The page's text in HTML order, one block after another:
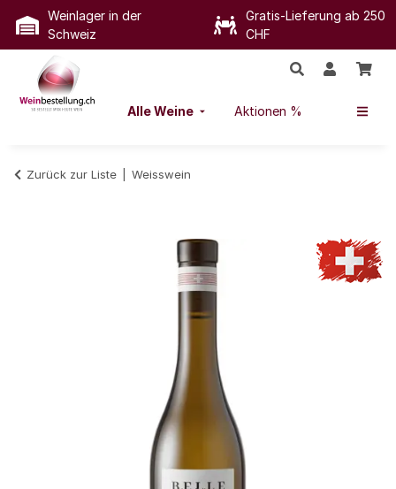
Weinlager in der
Schweiz
Gratis-Lieferung ab 250
CHF
Alle Weine Aktionen %
Zurück zur Liste Weisswein